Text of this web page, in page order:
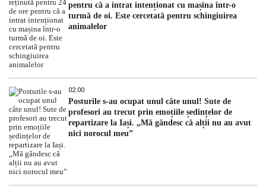
pentru că a intrat intenționat cu mașina într-o
turmă de oi. Este cercetată pentru schingiuirea
animalelor
02:00
Posturile s-au ocupat unul câte unul! Sute de
profesori au trecut prin emoțiile ședințelor de
repartizare la Iași. „Mă gândesc că alții nu au avut
nici norocul meu”